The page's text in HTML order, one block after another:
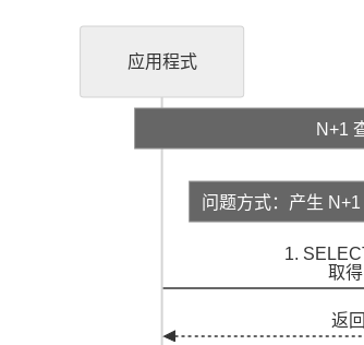
应用程式
N+1
问题方式：产生 N+1
1.
取
返